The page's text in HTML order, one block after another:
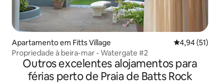
Apartamento em Fitts Village Classificação
4,94 (51)
Propriedade à beira-mar - Watergate #2
Outros excelentes alojamentos para
férias perto de Praia de Batts Rock